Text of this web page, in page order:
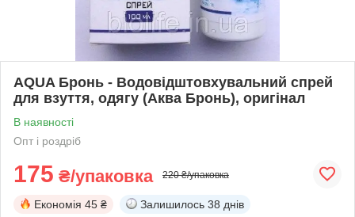
AQUA Бронь - Водовідштовхувальний спрей
для взуття, одягу (Аква Бронь), оригінал
В наявності
Опт і роздріб
175 ₴/упаковка 220 ₴/упаковка
Економія 45 ₴ Залишилось 38 днів